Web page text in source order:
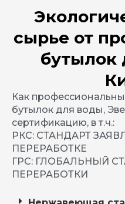
сырье от
бутылок
Как
бутылок для воды,
сертификацию, в т.ч.:
РКС: СТАНДАРТ
ПЕРЕРАБОТКЕ
ГРС: ГЛОБАЛЬНЫЙ
ПЕРЕРАБОТКИ